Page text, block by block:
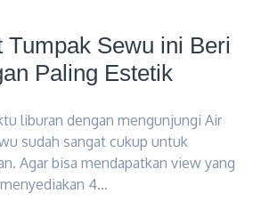
Tumpak Sewu ini Beri
Paling Estetik
liburan dengan mengunjungi Air
sudah sangat cukup untuk
Agar bisa mendapatkan view yang
4…